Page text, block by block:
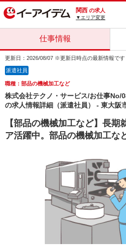
関西 の求人
▼エリア変更
仕事情報
更新日：2026/08/07 ※更新日時点の最新情報です
派遣社員
職種：部品の機械加工など
株式会社テクノ・サービス/お仕事No/
の求人情報詳細（派遣社員） - 東大阪
【部品の機械加工など】長期
ア活躍中。部品の機械加工な